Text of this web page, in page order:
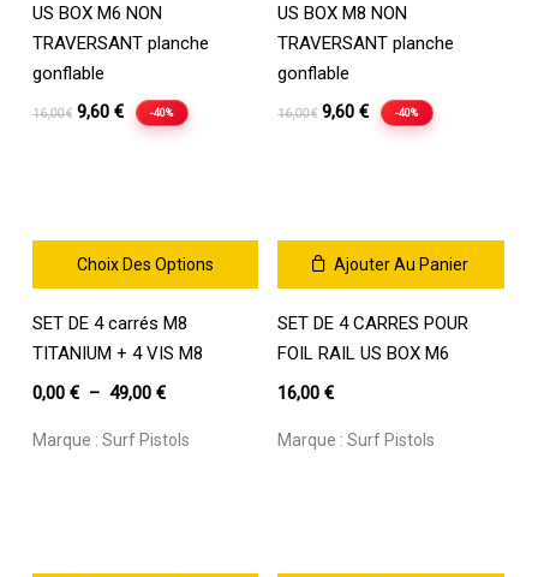
US BOX M6 NON
TRAVERSANT planche
gonflable
16,00€ Le
9,60 €Le
prix
-40%
US BOX M8 NON
TRAVERSANT planche
gonflable
16,00€ Le
9,60€Le
prix
-40%
Choix Des Options
produit
a
variations.
Les
SET DE 4 carrés M8
TITANIUM + 4 VIS M8
0,00 € – 49,00 €Plage
prix :
Marque : Surf Pistols
Ajouter Au Panier
SET DE 4 CARRES POUR
FOIL RAIL US BOX M6
16,00€
Marque :Surf Pistols